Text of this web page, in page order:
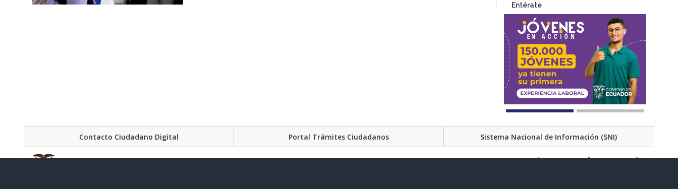
Entérate
Contacto Ciudadano Digital Portal Trámites Ciudadanos Sistema Nacional de Información (SNI)
Av. Lira Ňan entre Amaru Ňan y Quitumbe Ñan